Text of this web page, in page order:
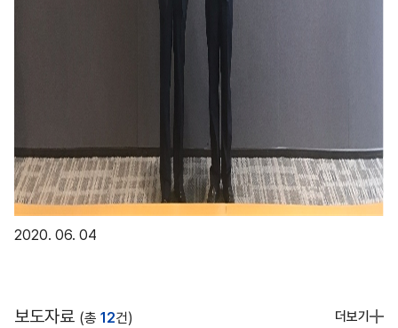
2020. 06. 04
보도자료 (총 12건) 더보기